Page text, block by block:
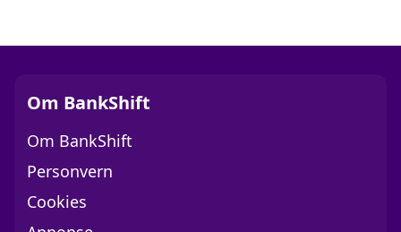
Om BankShift
Om BankShift
Personvern
Cookies